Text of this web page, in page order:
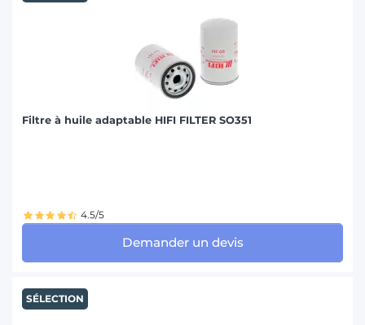
Filtre à huile adaptable HIFI FILTER SO351
4.5/5
Demander un devis
SÉLECTION